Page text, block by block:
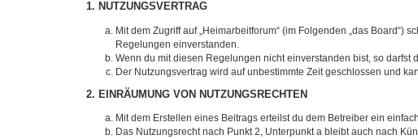
1. NUTZUNGSVERTRAG
Mit dem Zugriff auf „Heimarbeitforum“ (im Folgenden „das
Regelungen einverstanden.
Wenn du mit diesen Regelungen nicht einverstanden bist, so
Der Nutzungsvertrag wird auf unbestimmte Zeit geschlossen und
2. EINRÄUMUNG VON NUTZUNGSRECHTEN
Mit dem Erstellen eines Beitrags erteilst du dem Betreiber ein
Das Nutzungsrecht nach Punkt 2, Unterpunkt a bleibt auch nach